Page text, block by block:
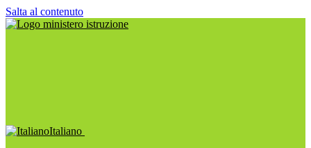
Salta al contenuto
Italiano